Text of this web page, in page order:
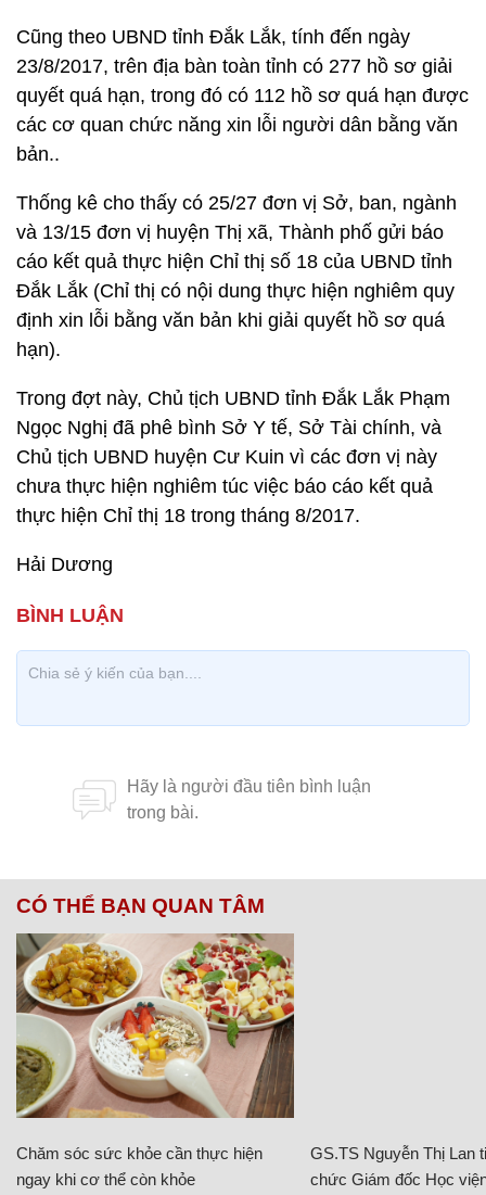
Cũng theo UBND tỉnh Đắk Lắk, tính đến ngày
23/8/2017, trên địa bàn toàn tỉnh có 277 hồ sơ giải
quyết quá hạn, trong đó có 112 hồ sơ quá hạn được
các cơ quan chức năng xin lỗi người dân bằng văn
bản..
Thống kê cho thấy có 25/27 đơn vị Sở, ban, ngành
và 13/15 đơn vị huyện Thị xã, Thành phố gửi báo
cáo kết quả thực hiện Chỉ thị số 18 của UBND tỉnh
Đắk Lắk (Chỉ thị có nội dung thực hiện nghiêm quy
định xin lỗi bằng văn bản khi giải quyết hồ sơ quá
hạn).
Trong đợt này, Chủ tịch UBND tỉnh Đắk Lắk Phạm
Ngọc Nghị đã phê bình Sở Y tế, Sở Tài chính, và
Chủ tịch UBND huyện Cư Kuin vì các đơn vị này
chưa thực hiện nghiêm túc việc báo cáo kết quả
thực hiện Chỉ thị 18 trong tháng 8/2017.
Hải Dương
CÓ THỂ BẠN QUAN TÂM
Chăm sóc sức khỏe cần thực hiện
ngay khi cơ thể còn khỏe
GS.TS Nguyễn Thị Lan
chức Giám đốc Học